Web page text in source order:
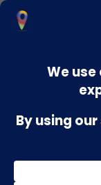
La Cantina